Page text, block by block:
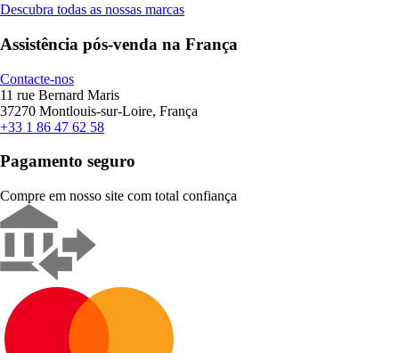
Descubra todas as nossas marcas
Assistência pós-venda na França
Contacte-nos
11 rue Bernard Maris
37270 Montlouis-sur-Loire, França
+33 1 86 47 62 58
Pagamento seguro
Compre em nosso site com total confiança